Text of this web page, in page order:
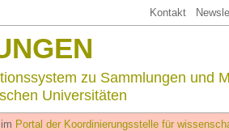
Kontakt
zu Sammlungen und
Universitäten
Portal der Koordinierungsstelle für